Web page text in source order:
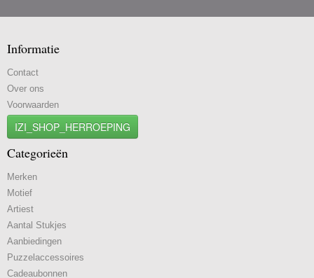
Informatie
Contact
Over ons
Voorwaarden
IZI_SHOP_HERROEPING
Categorieën
Merken
Motief
Artiest
Aantal Stukjes
Aanbiedingen
Puzzelaccessoires
Cadeaubonnen